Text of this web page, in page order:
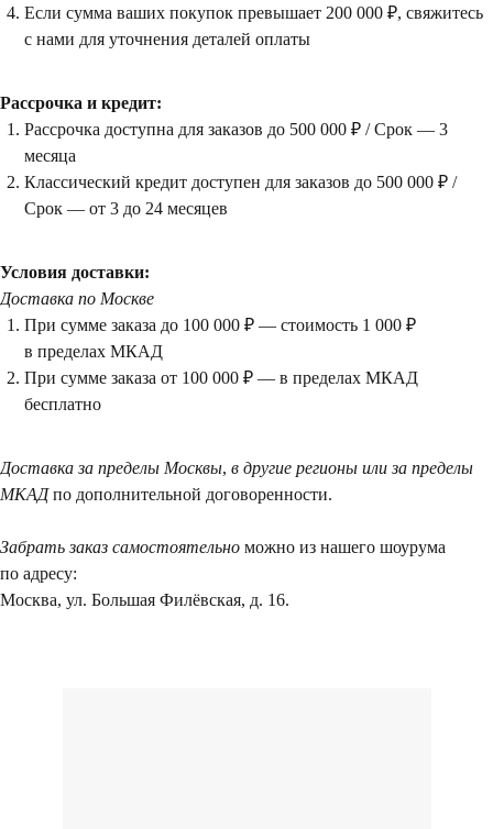
Если сумма ваших покупок превышает 200 000 ₽, свяжитесь
с нами для уточнения деталей оплаты
Рассрочка и кредит:
Рассрочка доступна для заказов до 500 000 ₽ / Срок — 3
месяца
Классический кредит доступен для заказов до 500 000 ₽ /
Срок — от 3 до 24 месяцев
Условия доставки:
Доставка по Москве
При сумме заказа до 100 000 ₽ — стоимость 1 000 ₽
в пределах МКАД
При сумме заказа от 100 000 ₽ — в пределах МКАД
бесплатно
Доставка за пределы Москвы, в другие регионы или за пределы
МКАДпо дополнительной договоренности.
Забрать заказ самостоятельно можно из нашего шоурума
по адресу:
Москва, ул. Большая Филёвская, д. 16.
Вы можете
архитектору и
Посещение только